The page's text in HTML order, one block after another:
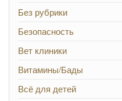
Без рубрики
Безопасность
Вет клиники
Витамины/Бады
Всё для детей